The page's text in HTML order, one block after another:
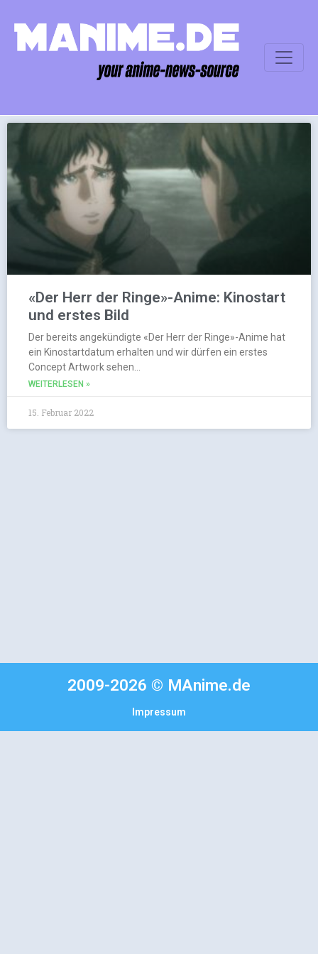
«Der Herr der Ringe»-Anime: Kinostart
und erstes Bild
Der bereits angekündigte «Der Herr der Ringe»-Anime hat
ein Kinostartdatum erhalten und wir dürfen ein erstes
Concept Artwork sehen…
WEITERLESEN »
15. Februar 2022
2009-2026 © MAnime.de
Impressum